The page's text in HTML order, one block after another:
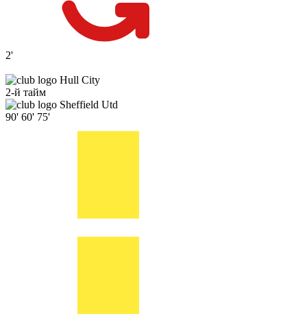
2'
Hull City
2-й тайм
Sheffield Utd
90' 60' 75'